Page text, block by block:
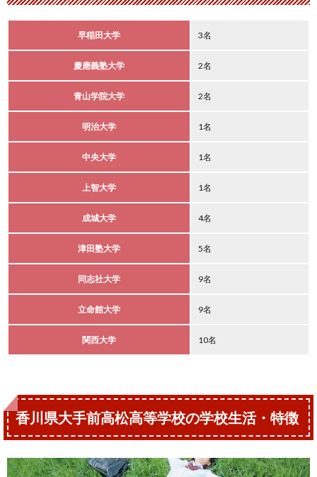
早稲田大学 3名
慶應義塾大学 2名
青山学院大学 2名
明治大学 1名
中央大学 1名
上智大学 1名
成城大学 4名
津田塾大学 5名
同志社大学 9名
立命館大学 9名
関西大学 10名
香川県大手前高松高等学校の学校生活・特徴